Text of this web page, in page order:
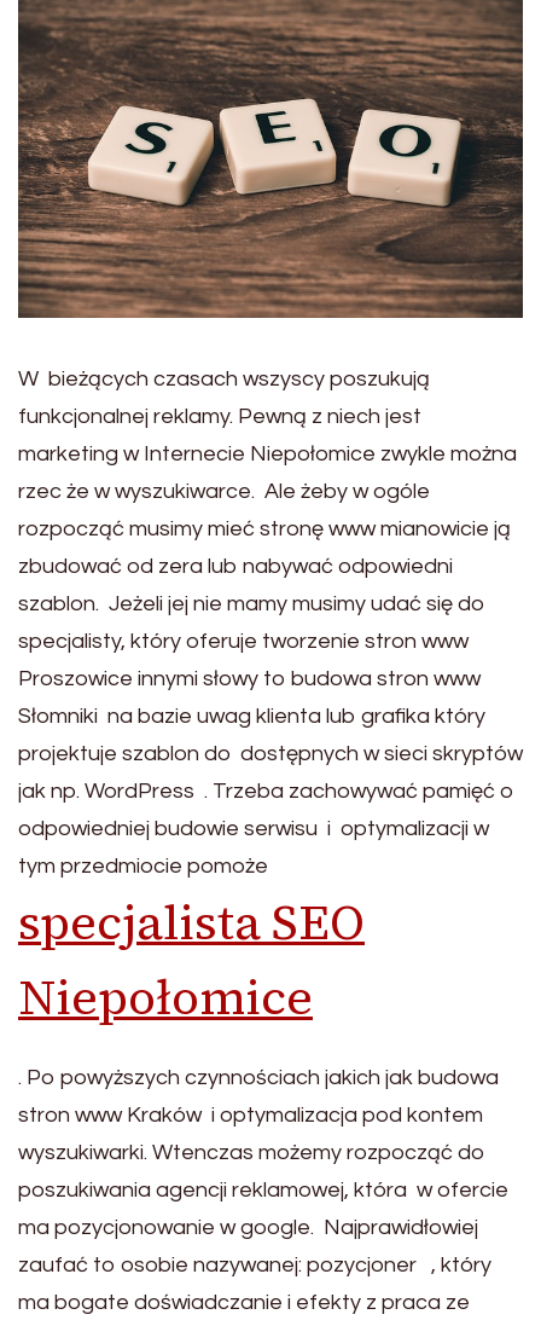
W bieżących czasach wszyscy poszukują
funkcjonalnej reklamy. Pewną z niech jest
marketing w Internecie Niepołomice zwykle można
rzec że w wyszukiwarce. Ale żeby w ogóle
rozpocząć musimy mieć stronę www mianowicie ją
zbudować od zera lub nabywać odpowiedni
szablon. Jeżeli jej nie mamy musimy udać się do
specjalisty, który oferuje tworzenie stron www
Proszowice innymi słowy to budowa stron www
Słomniki na bazie uwag klienta lub grafika który
projektuje szablon do dostępnych w sieci skryptów
jak np. WordPress . Trzeba zachowywać pamięć o
odpowiedniej budowie serwisu i optymalizacji w
tym przedmiocie pomoże
specjalista SEO
Niepołomice
. Po powyższych czynnościach jakich jak budowa
stron www Kraków i optymalizacja pod kontem
wyszukiwarki. Wtenczas możemy rozpocząć do
poszukiwania agencji reklamowej, która w ofercie
ma pozycjonowanie w google. Najprawidłowiej
zaufać to osobie nazywanej: pozycjoner , który
ma bogate doświadczanie i efekty z praca ze